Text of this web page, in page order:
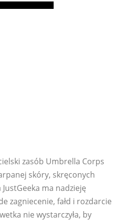
zasób Umbrella Corps
skóry, skręconych
ma nadzieję
zagniecenie, fałd i rozdarcie
nie wystarczyła, by